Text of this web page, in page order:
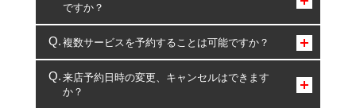
ですか？
コクピット・タイヤ館のみとなります。
複数サービスを予約することは可能ですか？
複数サービスのご予約は可能です。
一部の商品・サービスの組み合わせに限り、同時にご予約が
出来ないものもございます。
来店予約日時の変更、キャンセルはできます
か？